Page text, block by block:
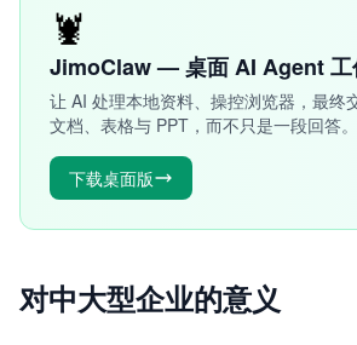
🦞
JimoClaw — 桌面 AI Agent 工
让 AI 处理本地资料、操控浏览器，最终
文档、表格与 PPT，而不只是一段回答。
下载桌面版
对中大型企业的意义